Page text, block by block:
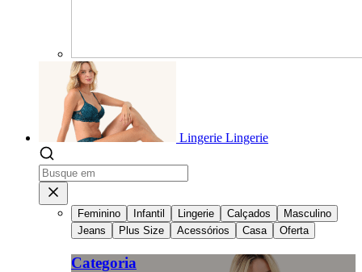
Lingerie Lingerie
Feminino Infantil Lingerie Calçados
Masculino
Jeans
Plus Size Acessórios Casa Oferta
Categoria